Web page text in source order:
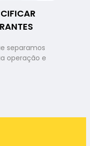
separamos
operação e